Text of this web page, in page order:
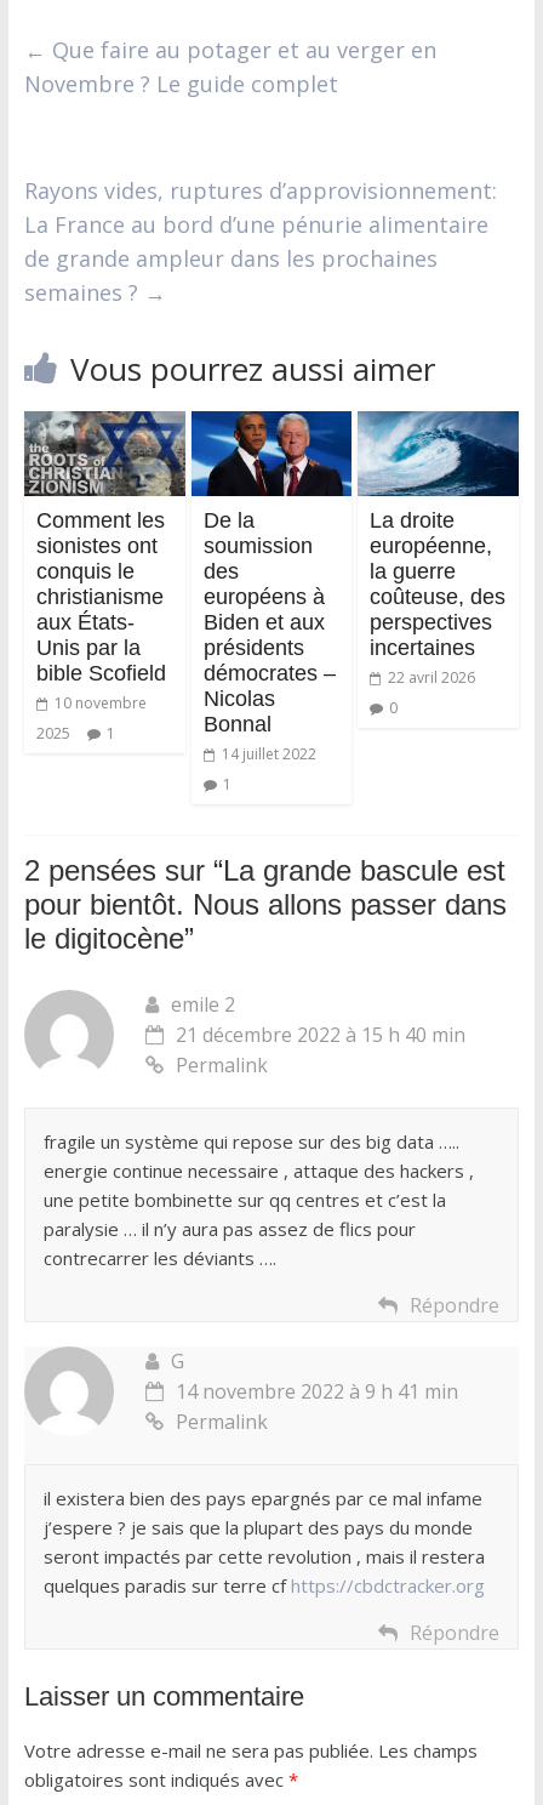
← Que faire au potager et au verger en
Novembre ? Le guide complet
Rayons vides, ruptures d’approvisionnement:
La France au bord d’une pénurie alimentaire
de grande ampleur dans les prochaines
semaines ? →
Vous pourrez aussi aimer
Comment les
sionistes ont
conquis le
christianisme
aux États-
Unis par la
bible Scofield
10 novembre
2025
1
De la
soumission
des
européens à
Biden et aux
présidents
démocrates –
Nicolas
Bonnal
14 juillet 2022
1
La droite
européenne,
la guerre
coûteuse, des
perspectives
incertaines
22 avril 2026
0
2 pensées sur “La grande bascule est
pour bientôt. Nous allons passer dans
le digitocène”
emile 2
21 décembre 2022 à 15 h 40 min
Permalink
fragile un système qui repose sur des big data …..
energie continue necessaire , attaque des hackers ,
une petite bombinette sur qq centres et c’est la
paralysie … il n’y aura pas assez de flics pour
contrecarrer les déviants ….
Répondre
G
14 novembre 2022 à 9 h 41 min
Permalink
il existera bien des pays epargnés par ce mal infame
j’espere ? je sais que la plupart des pays du monde
seront impactés par cette revolution , mais il restera
quelques paradis sur terre cf https://cbdctracker.org
Répondre
Laisser un commentaire
Votre adresse e-mail ne sera pas publiée. Les champs
obligatoires sont indiqués avec *